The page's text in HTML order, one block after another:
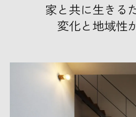
家と共に生きる
変化と地域性